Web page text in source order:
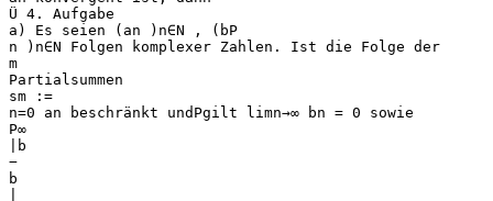
Ü 4. Aufgabe
a) Es seien (an )n∈N , (bP
n )n∈N Folgen komplexer Zahlen. Ist die Folge der
m
Partialsummen
sm :=
n=0 an beschränkt undPgilt limn→∞ bn = 0 sowie
P∞
|b
−
b